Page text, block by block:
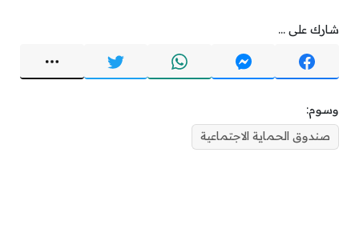
شارك على ...
وسوم:
صندوق الحماية الاجتماعية